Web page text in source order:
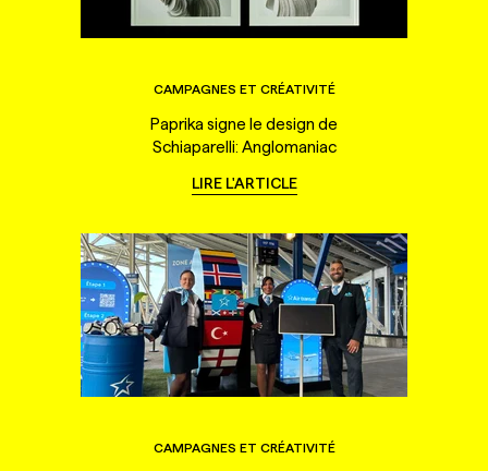
CAMPAGNES ET CRÉATIVITÉ
Paprika signe le design de
Schiaparelli: Anglomaniac
LIRE L'ARTICLE
CAMPAGNES ET CRÉATIVITÉ